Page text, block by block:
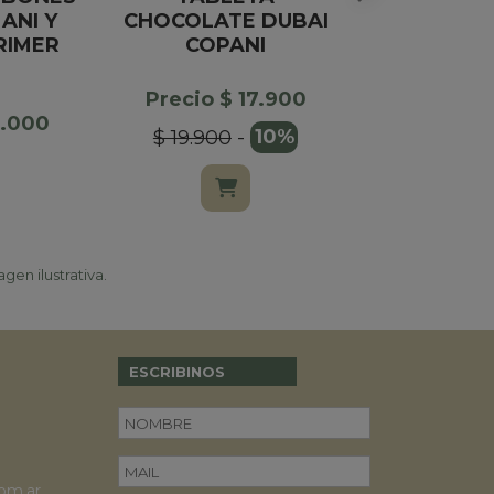
Y
CHOCOLATE DUBAI
COPANI
Precio $ 17.900
$ 19.900- 10%
ilustrativa.
ESCRIBINOS